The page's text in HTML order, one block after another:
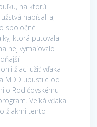
na ktorú
napísali aj
spoločné
ktorá putovala
nej vymaľovalo
žiaci užiť vďaka
MDD upustilo od
Rodičovskému
Veľká vďaka
žiakmi tento